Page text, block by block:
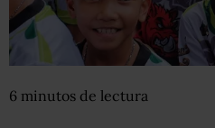
6 minutos de lectura